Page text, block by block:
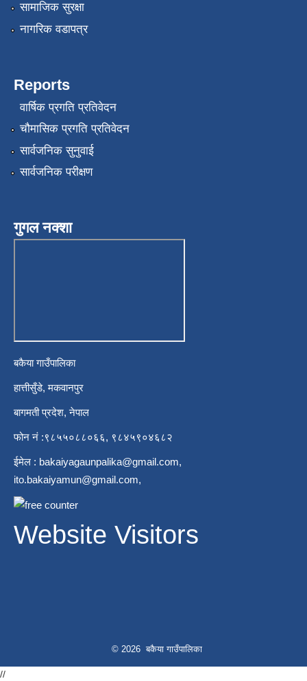
सामाजिक सुरक्षा
नागरिक वडापत्र
Reports
वार्षिक प्रगति प्रतिवेदन
चौमासिक प्रगति प्रतिवेदन
सार्वजनिक सुनुवाई
सार्वजनिक परीक्षण
गुगल नक्शा
बकैया गाउँपालिका
हात्तीसुँडे, मकवानपुर
बागमती प्रदेश, नेपाल
फोन नं :९८५५०८८०६६, ९८४५९०४६८२
ईमेल : bakaiyagaunpalika@gmail.com,
ito.bakaiyamun@gmail.com,
Website Visitors
© 2026 बकैया गाउँपालिका
//